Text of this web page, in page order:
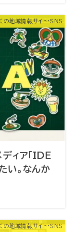
の地域情報サイト・SNS
ィア「IDE
い。なんか
の地域情報サイト・SNS